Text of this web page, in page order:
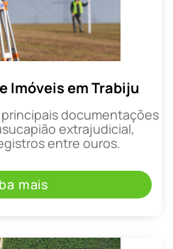
Imóveis em Trabiju
documentações
extrajudicial,
entre ouros.
mais